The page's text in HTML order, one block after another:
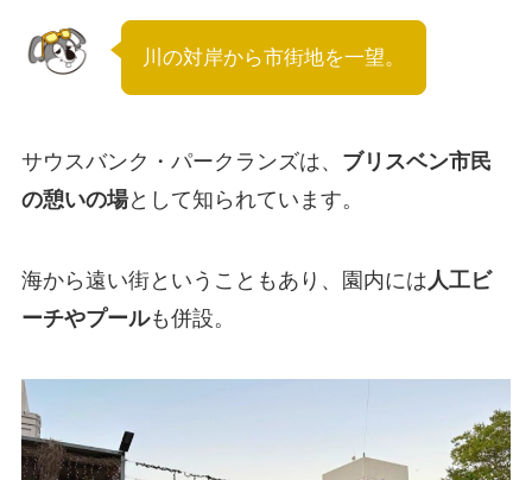
川の対岸から市街地を一望。
サウスバンク・パークランズは、 ブリスベン市民
の憩いの場として知られています。
海から遠い街ということもあり、園内には 人工ビ
ーチやプールも併設。